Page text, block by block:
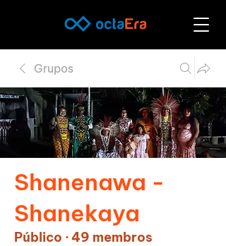
Grupos
Shanenawa -
Shanekaya
Público ·49 membros